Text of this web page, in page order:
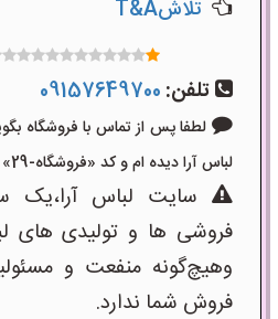
تلاشT&A
تلفن: 09157649700
لطفا پس از تماس با فروشگاه
لباس آرا دیده ام و کد «فروشگاه-29» را اعلام کنید»
سایت لباس آرا،یک
فروشی ها و تولیدی
وهیچ‌گونه منفعت و
فروش شما ندارد.